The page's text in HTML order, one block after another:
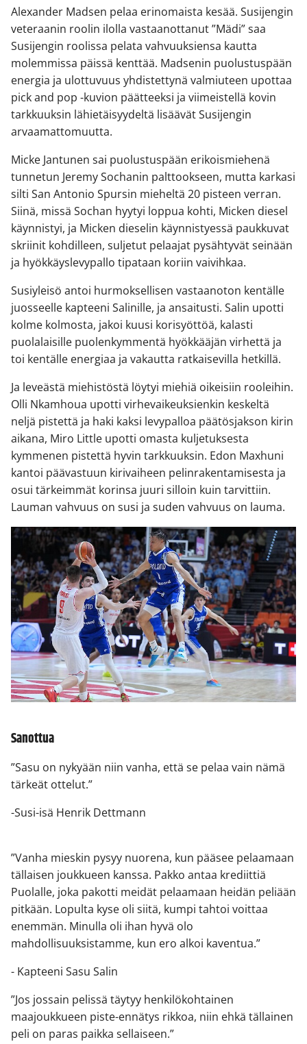
Alexander Madsen pelaa erinomaista kesää. Susijengin
veteraanin roolin ilolla vastaanottanut ”Mädi” saa
Susijengin roolissa pelata vahvuuksiensa kautta
molemmissa päissä kenttää. Madsenin puolustuspään
energia ja ulottuvuus yhdistettynä valmiuteen upottaa
pick and pop -kuvion päätteeksi ja viimeistellä kovin
tarkkuuksin lähietäisyydeltä lisäävät Susijengin
arvaamattomuutta.
Micke Jantunen sai puolustuspään erikoismiehenä
tunnetun Jeremy Sochanin palttookseen, mutta karkasi
silti San Antonio Spursin mieheltä 20 pisteen verran.
Siinä, missä Sochan hyytyi loppua kohti, Micken diesel
käynnistyi, ja Micken dieselin käynnistyessä paukkuvat
skriinit kohdilleen, suljetut pelaajat pysähtyvät seinään
ja hyökkäyslevypallo tipataan koriin vaivihkaa.
Susiyleisö antoi hurmoksellisen vastaanoton kentälle
juosseelle kapteeni Salinille, ja ansaitusti. Salin upotti
kolme kolmosta, jakoi kuusi korisyöttöä, kalasti
puolalaisille puolenkymmentä hyökkääjän virhettä ja
toi kentälle energiaa ja vakautta ratkaisevilla hetkillä.
Ja leveästä miehistöstä löytyi miehiä oikeisiin rooleihin.
Olli Nkamhoua upotti virhevaikeuksienkin keskeltä
neljä pistettä ja haki kaksi levypalloa päätösjakson kirin
aikana, Miro Little upotti omasta kuljetuksesta
kymmenen pistettä hyvin tarkkuuksin. Edon Maxhuni
kantoi päävastuun kirivaiheen pelinrakentamisesta ja
osui tärkeimmät korinsa juuri silloin kuin tarvittiin.
Lauman vahvuus on susi ja suden vahvuus on lauma.
Sanottua
”Sasu on nykyään niin vanha, että se pelaa vain nämä
tärkeät ottelut.”
-Susi-isä Henrik Dettmann
”Vanha mieskin pysyy nuorena, kun pääsee pelaamaan
tällaisen joukkueen kanssa. Pakko antaa krediittiä
Puolalle, joka pakotti meidät pelaamaan heidän peliään
pitkään. Lopulta kyse oli siitä, kumpi tahtoi voittaa
enemmän. Minulla oli ihan hyvä olo
mahdollisuuksistamme, kun ero alkoi kaventua.”
- Kapteeni Sasu Salin
”Jos jossain pelissä täytyy henkilökohtainen
maajoukkueen piste-ennätys rikkoa, niin ehkä tällainen
peli on paras paikka sellaiseen.”